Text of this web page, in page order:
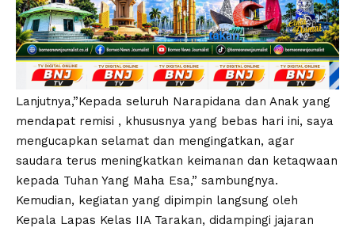
Lanjutnya,”Kepada seluruh Narapidana dan Anak yang
mendapat remisi , khususnya yang bebas hari ini, saya
mengucapkan selamat dan mengingatkan, agar
saudara terus meningkatkan keimanan dan ketaqwaan
kepada Tuhan Yang Maha Esa,” sambungnya.
Kemudian, kegiatan yang dipimpin langsung oleh
Kepala Lapas Kelas IIA Tarakan, didampingi jajaran